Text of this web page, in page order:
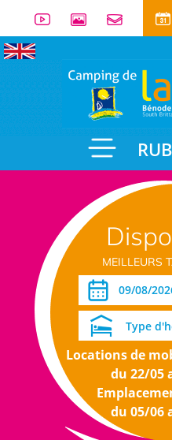
MEILLEURS
Locations de
du 22/05
du 05/06